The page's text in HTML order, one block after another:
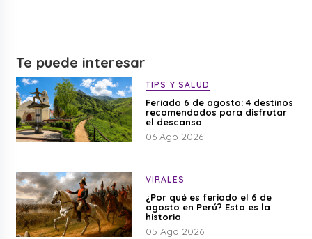
Te puede interesar
TIPS Y SALUD
Feriado 6 de agosto: 4 destinos
recomendados para disfrutar
el descanso
06 Ago 2026
VIRALES
¿Por qué es feriado el 6 de
agosto en Perú? Esta es la
historia
05 Ago 2026